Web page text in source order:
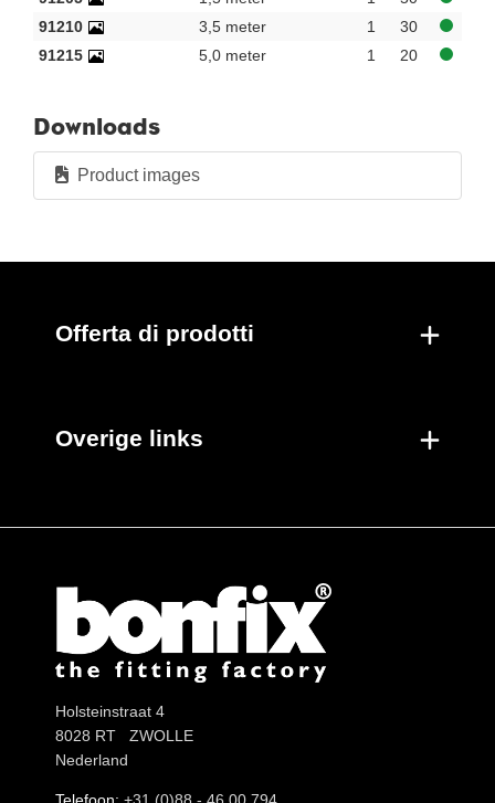
G
CR
cromo lucido
Per sacchetto
Per scatola
91210
3,5 meter 1
30
91215
5,0 meter 1 20
Downloads
Product images
Offerta di prodotti
Overige links
Holsteinstraat 4
8028 RT ZWOLLE
Nederland
Telefoon: +31 (0)88 - 46 00 794